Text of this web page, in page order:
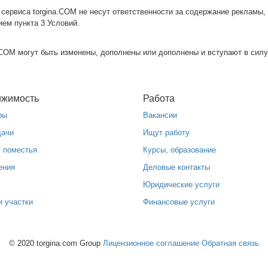
torgina.COM не несут ответственности за содержание
пункта 3 Условий.
могут быть изменены, дополнены или дополнены и вступают в
поместья
участки
Работа
Вакансии
Ищут работу
Курсы, образование
Деловые контакты
Юридические услуги
Финансовые услуги
© 2020 torgina.com Group Лицензионное соглашение Обратная связь